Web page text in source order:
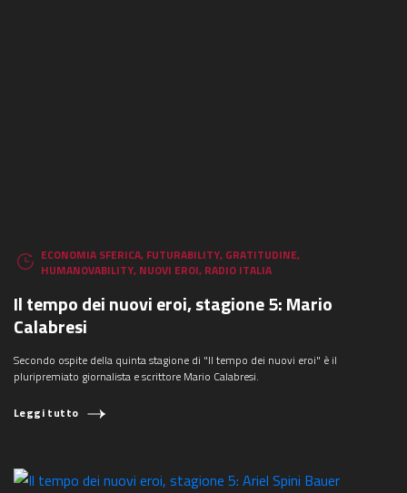
ECONOMIA SFERICA, FUTURABILITY, GRATITUDINE,
HUMANOVABILITY, NUOVI EROI, RADIO ITALIA
Il tempo dei nuovi eroi, stagione 5: Mario
Calabresi
Secondo ospite della quinta stagione di "Il tempo dei nuovi eroi" è il
pluripremiato giornalista e scrittore Mario Calabresi.
Leggi tutto